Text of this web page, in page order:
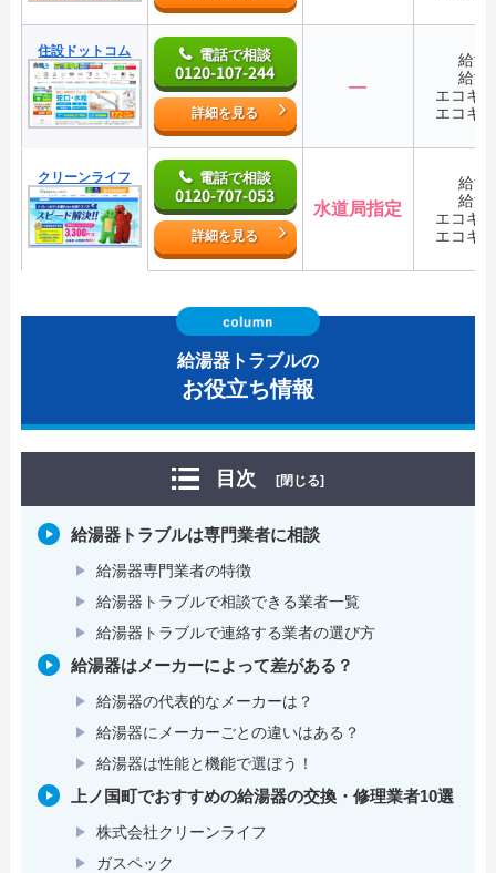
住設ドットコム 電話で相談
0120-107-244
詳細を見る
―
給湯
給湯
エコキ
エコキ
クリーンライフ 電話で相談
0120-707-053
詳細を見る
水道局指定
給湯
給湯
エコキ
エコキ
給湯器トラブルの
お役立ち情報
目次 [閉じる]
給湯器トラブルは専門業者に相談
給湯器専門業者の特徴
給湯器トラブルで相談できる業者一覧
給湯器トラブルで連絡する業者の選び方
給湯器はメーカーによって差がある？
給湯器の代表的なメーカーは？
給湯器にメーカーごとの違いはある？
給湯器は性能と機能で選ぼう！
上ノ国町でおすすめの給湯器の交換・修理業者10選
株式会社クリーンライフ
ガスペック